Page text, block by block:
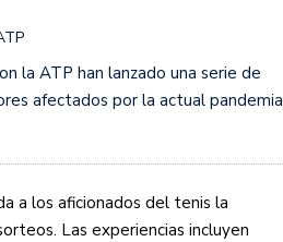
saber
la ATP han lanzado una serie de
afectados por la actual pandemia
a los aficionados del tenis la
Las experiencias incluyen